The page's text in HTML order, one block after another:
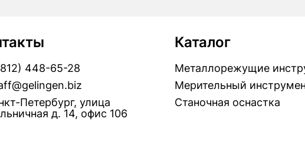
448-65-28
Петербург, улица
д. 14, офис 106
Каталог
Металлорежущие
Мерительный
Станочная оснастка